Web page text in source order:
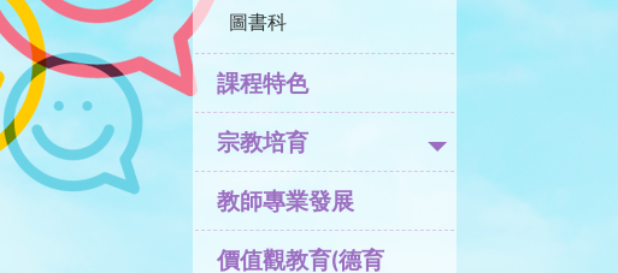
圖書科
課程特色
宗教培育
教師專業發展
價值觀教育(德育